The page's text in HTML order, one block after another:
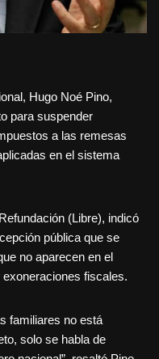
Hugo Noé Pino,
para suspender
a las remesas
en el sistema
(Libre), indicó
pública que se
no aparecen en el
fiscales.
familiares no está
solo se habla de